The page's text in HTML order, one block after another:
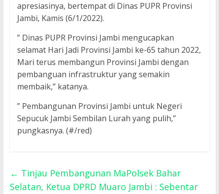
apresiasinya, bertempat di Dinas PUPR Provinsi
Jambi, Kamis (6/1/2022).
” Dinas PUPR Provinsi Jambi mengucapkan
selamat Hari Jadi Provinsi Jambi ke-65 tahun 2022,
Mari terus membangun Provinsi Jambi dengan
pembanguan infrastruktur yang semakin
membaik,” katanya.
” Pembangunan Provinsi Jambi untuk Negeri
Sepucuk Jambi Sembilan Lurah yang pulih,”
pungkasnya. (#/red)
← Tinjau Pembangunan MaPolsek Bahar
Selatan, Ketua DPRD Muaro Jambi : Sebentar